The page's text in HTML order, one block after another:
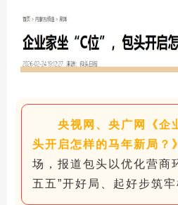
央视网、央广网《企
头开启怎样的马年新局？》
场，报道包头以优化营商
五五”开好局、起好步筑